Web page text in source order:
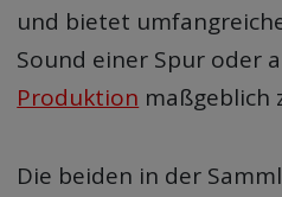
und bietet
Sound einer Spur oder
Produktion maßgeblich
Die beiden in der